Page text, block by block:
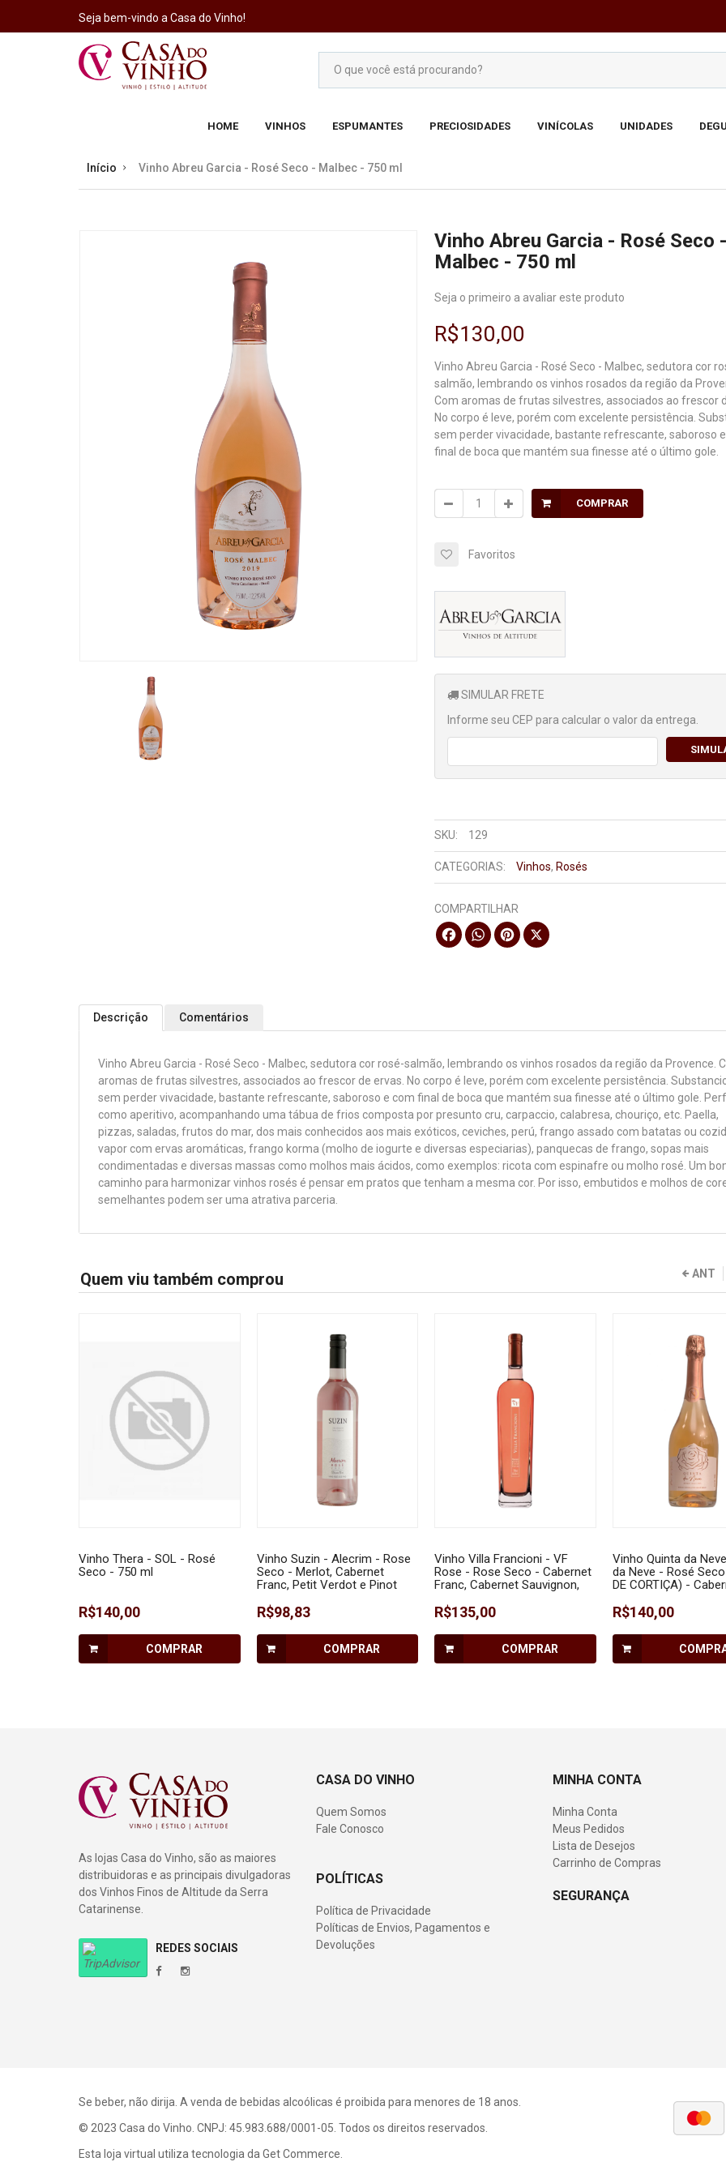
Seja bem-vindo a Casa do Vinho!
HOME VINHOS ESPUMANTES PRECIOSIDADES VINÍCOLAS UNIDADES
Início Vinho Abreu Garcia - Rosé Seco - Malbec - 750 ml
Vinho Abreu Garcia - Rosé Seco -
Malbec - 750 ml
Seja o primeiro a avaliar este produto
R$130,00
Vinho Abreu Garcia - Rosé Seco - Malbec, sedutora cor
salmão, lembrando os vinhos rosados da região da
Com aromas de frutas silvestres, associados ao frescor
No corpo é leve, porém com excelente persistência.
sem perder vivacidade, bastante refrescante, saboroso
final de boca que mantém sua finesse até o último gole.
COMPRAR
Favoritos
SIMULAR FRETE
Informe seu CEP para calcular o valor da entrega.
SKU: 129
CATEGORIAS: Vinhos, Rosés
COMPARTILHAR
FacebookWhatsApp
Pinterest
X
Descrição Comentários
Vinho Abreu Garcia - Rosé Seco - Malbec, sedutora cor rosé-salmão, lembrando os vinhos rosados da região da Provence.
aromas de frutas silvestres, associados ao frescor de ervas. No corpo é leve, porém com excelente persistência.
sem perder vivacidade, bastante refrescante, saboroso e com final de boca que mantém sua finesse até o último gole.
como aperitivo, acompanhando uma tábua de frios composta por presunto cru, carpaccio, calabresa, chouriço, etc. Paella,
pizzas, saladas, frutos do mar, dos mais conhecidos aos mais exóticos, ceviches, perú, frango assado com batatas ou
vapor com ervas aromáticas, frango korma (molho de iogurte e diversas especiarias), panquecas de frango, sopas mais
condimentadas e diversas massas como molhos mais ácidos, como exemplos: ricota com espinafre ou molho rosé. Um
caminho para harmonizar vinhos rosés é pensar em pratos que tenham a mesma cor. Por isso, embutidos e molhos de
semelhantes podem ser uma atrativa parceria.
Quem viu também comprou
Vinho Thera - SOL - Rosé
Seco - 750 ml
R$140,00
COMPRAR
Vinho Suzin - Alecrim - Rose
Seco - Merlot, Cabernet
Franc, Petit Verdot e Pinot
R$98,83
COMPRAR
Vinho Villa Francioni - VF
Rose - Rose Seco - Cabernet
Franc, Cabernet Sauvignon,
Syrah, Petit Verdot e Pinot
Noir - 750 ml
R$135,00
COMPRAR
Vinho Quinta da
da Neve - Rosé
DE CORTIÇA) -
Sangiovese - 750 ml
R$140,00
ANT
As lojas Casa do Vinho, são as maiores
distribuidoras e as principais divulgadoras
dos Vinhos Finos de Altitude da Serra
Catarinense.
REDES SOCIAIS
CASA DO VINHO
Quem Somos
Fale Conosco
POLÍTICAS
Política de Privacidade
Políticas de Envios, Pagamentos e
Devoluções
MINHA CONTA
Minha Conta
Meus Pedidos
Lista de Desejos
Carrinho de Compras
SEGURANÇA
Se beber, não dirija. A venda de bebidas alcoólicas é proibida para menores de 18 anos.
© 2023 Casa do Vinho. CNPJ: 45.983.688/0001-05. Todos os direitos reservados.
Esta loja virtual utiliza tecnologia daGet Commerce.